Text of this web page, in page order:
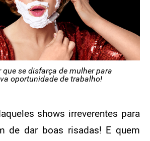
se disfarça de mulher para
oportunidade de trabalho!
shows irreverentes para
de dar boas risadas! E quem